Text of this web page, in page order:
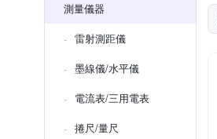
測量儀器
雷射測距儀
墨線儀/水平儀
電流表/三用電表
捲尺/量尺